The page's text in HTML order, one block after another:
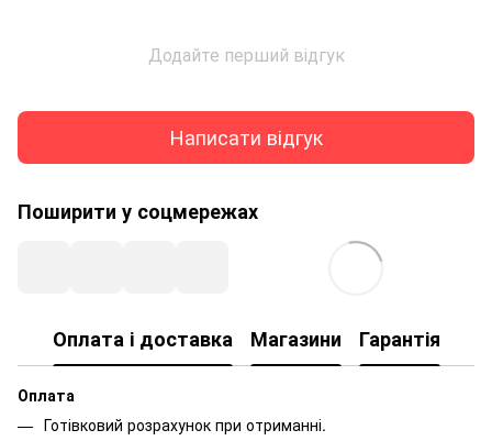
Додайте перший відгук
Написати відгук
Поширити у соцмережах
Оплата і доставка Магазини Гарантія
Оплата
Готівковий розрахунок при отриманні.